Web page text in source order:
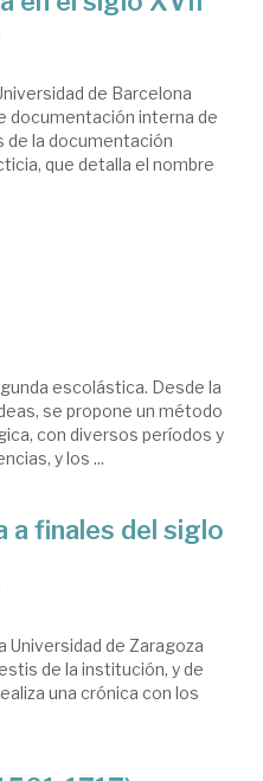
de Barcelona
documentación interna de
de la documentación
que detalla el nombre
escolástica. Desde la
se propone un método
con diversos períodos y
y los ...
a finales del siglo
Universidad de Zaragoza
de la institución, y de
una crónica con los